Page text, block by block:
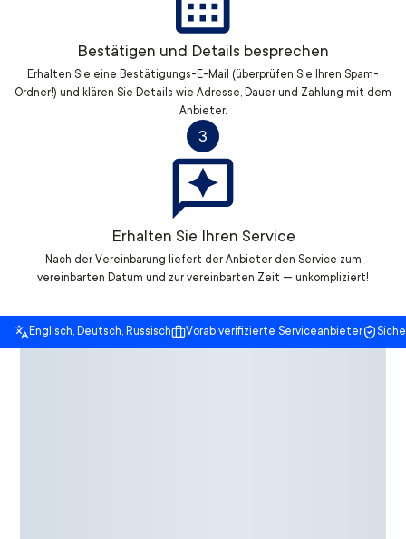
Bestätigen und Details besprechen
Erhalten Sie eine Bestätigungs-E-Mail (überprüfen Sie Ihren Spam-
Ordner!) und klären Sie Details wie Adresse, Dauer und Zahlung mit dem
Anbieter.
3
Erhalten Sie Ihren Service
Nach der Vereinbarung liefert der Anbieter den Service zum
vereinbarten Datum und zur vereinbarten Zeit — unkompliziert!
Englisch, Deutsch, Russisch Vorab verifizierte Serviceanbieter